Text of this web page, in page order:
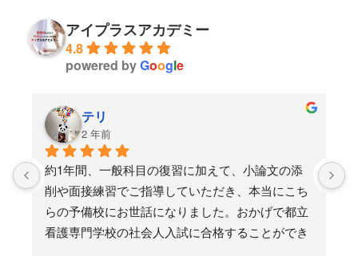
アイプラスアカデミー
4.8
powered byGoogle
テリ
2 年前
約1年間、一般科目の復習に加えて、小論文の添
削や面接練習でご指導していただき、本当にこち
らの予備校にお世話になりました。おかげで都立
看護専門学校の社会人入試に合格することができ